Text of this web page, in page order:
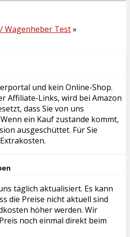
Wagenheber Test»
und kein Online-Shop.
Affiliate-Links, wird bei Amazon
dass Sie von uns
ein Kauf zustande kommt,
ausgeschüttet. Für Sie
täglich aktualisiert. Es kann
die Preise nicht aktuell sind
höher werden. Wir
noch einmal direkt beim